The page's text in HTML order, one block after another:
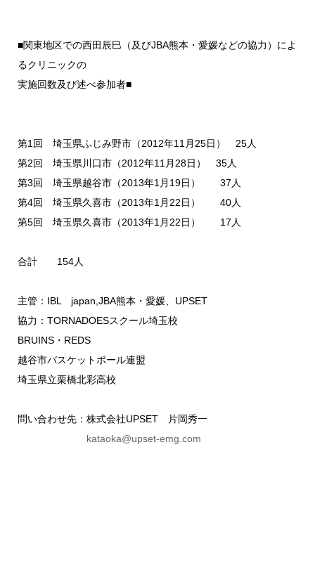
■関東地区での西田辰巳（及びJBA熊本・愛媛などの協力）によ
るクリニックの
実施回数及び述べ参加者■
第1回 埼玉県ふじみ野市（2012年11月25日） 25人
第2回 埼玉県川口市（2012年11月28日） 35人
第3回 埼玉県越谷市（2013年1月19日） 37人
第4回 埼玉県久喜市（2013年1月22日） 40人
第5回 埼玉県久喜市（2013年1月22日） 17人
合計 154人
主管：IBL japan,JBA熊本・愛媛、UPSET
協力：TORNADOESスクール埼玉校
BRUINS・REDS
越谷市バスケットボール連盟
埼玉県立栗橋北彩高校
問い合わせ先：株式会社UPSET 片岡秀一
kataoka@upset-emg.com